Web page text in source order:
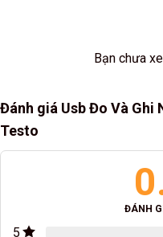
Bạn chưa
Đánh giá Usb Đo Và Ghi
Testo
ĐÁNH
5